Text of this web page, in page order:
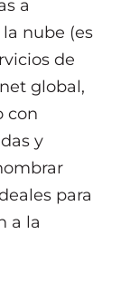
a
nube (es
de
global,
con
y
para
a la